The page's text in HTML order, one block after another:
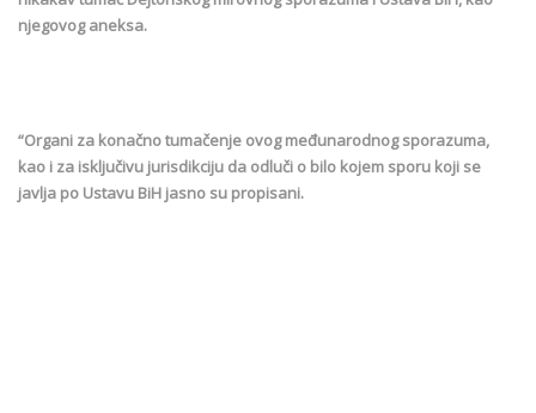
njegovog aneksa.
“Organi za konačno tumačenje ovog međunarodnog sporazuma,
kao i za isključivu jurisdikciju da odluči o bilo kojem sporu koji se
javlja po Ustavu BiH jasno su propisani.